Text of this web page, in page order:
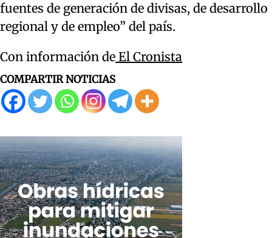
fuentes de generación de divisas, de desarrollo
regional y de empleo” del país.
Con información de El Cronista
COMPARTIR NOTICIAS